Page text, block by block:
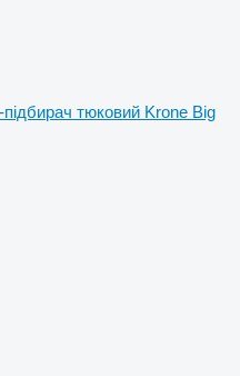
підбирач тюковий Krone Big